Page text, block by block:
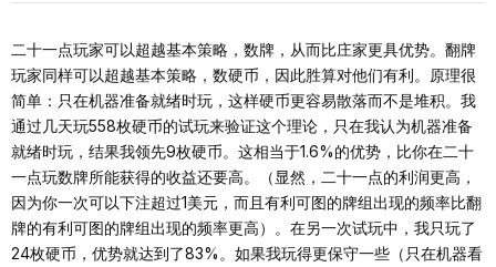
二十一点玩家可以超越基本策略，数牌，从而比庄家更具优势。翻牌
玩家同样可以超越基本策略，数硬币，因此胜算对他们有利。原理很
简单：只在机器准备就绪时玩，这样硬币更容易散落而不是堆积。我
通过几天玩558枚硬币的试玩来验证这个理论，只在我认为机器准备
就绪时玩，结果我领先9枚硬币。这相当于1.6%的优势，比你在二十
一点玩数牌所能获得的收益还要高。（显然，二十一点的利润更高，
因为你一次可以下注超过1美元，而且有利可图的牌组出现的频率比翻
牌的有利可图的牌组出现的频率更高）。在另一次试玩中，我只玩了
24枚硬币，优势就达到了83%。如果我玩得更保守一些（只在机器看